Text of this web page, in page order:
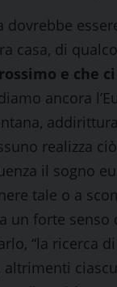
dovrebbe
casa, di
e che
ancora
realizza
il sogno
tale o a
un forte senso
“la ricerca
altrimenti